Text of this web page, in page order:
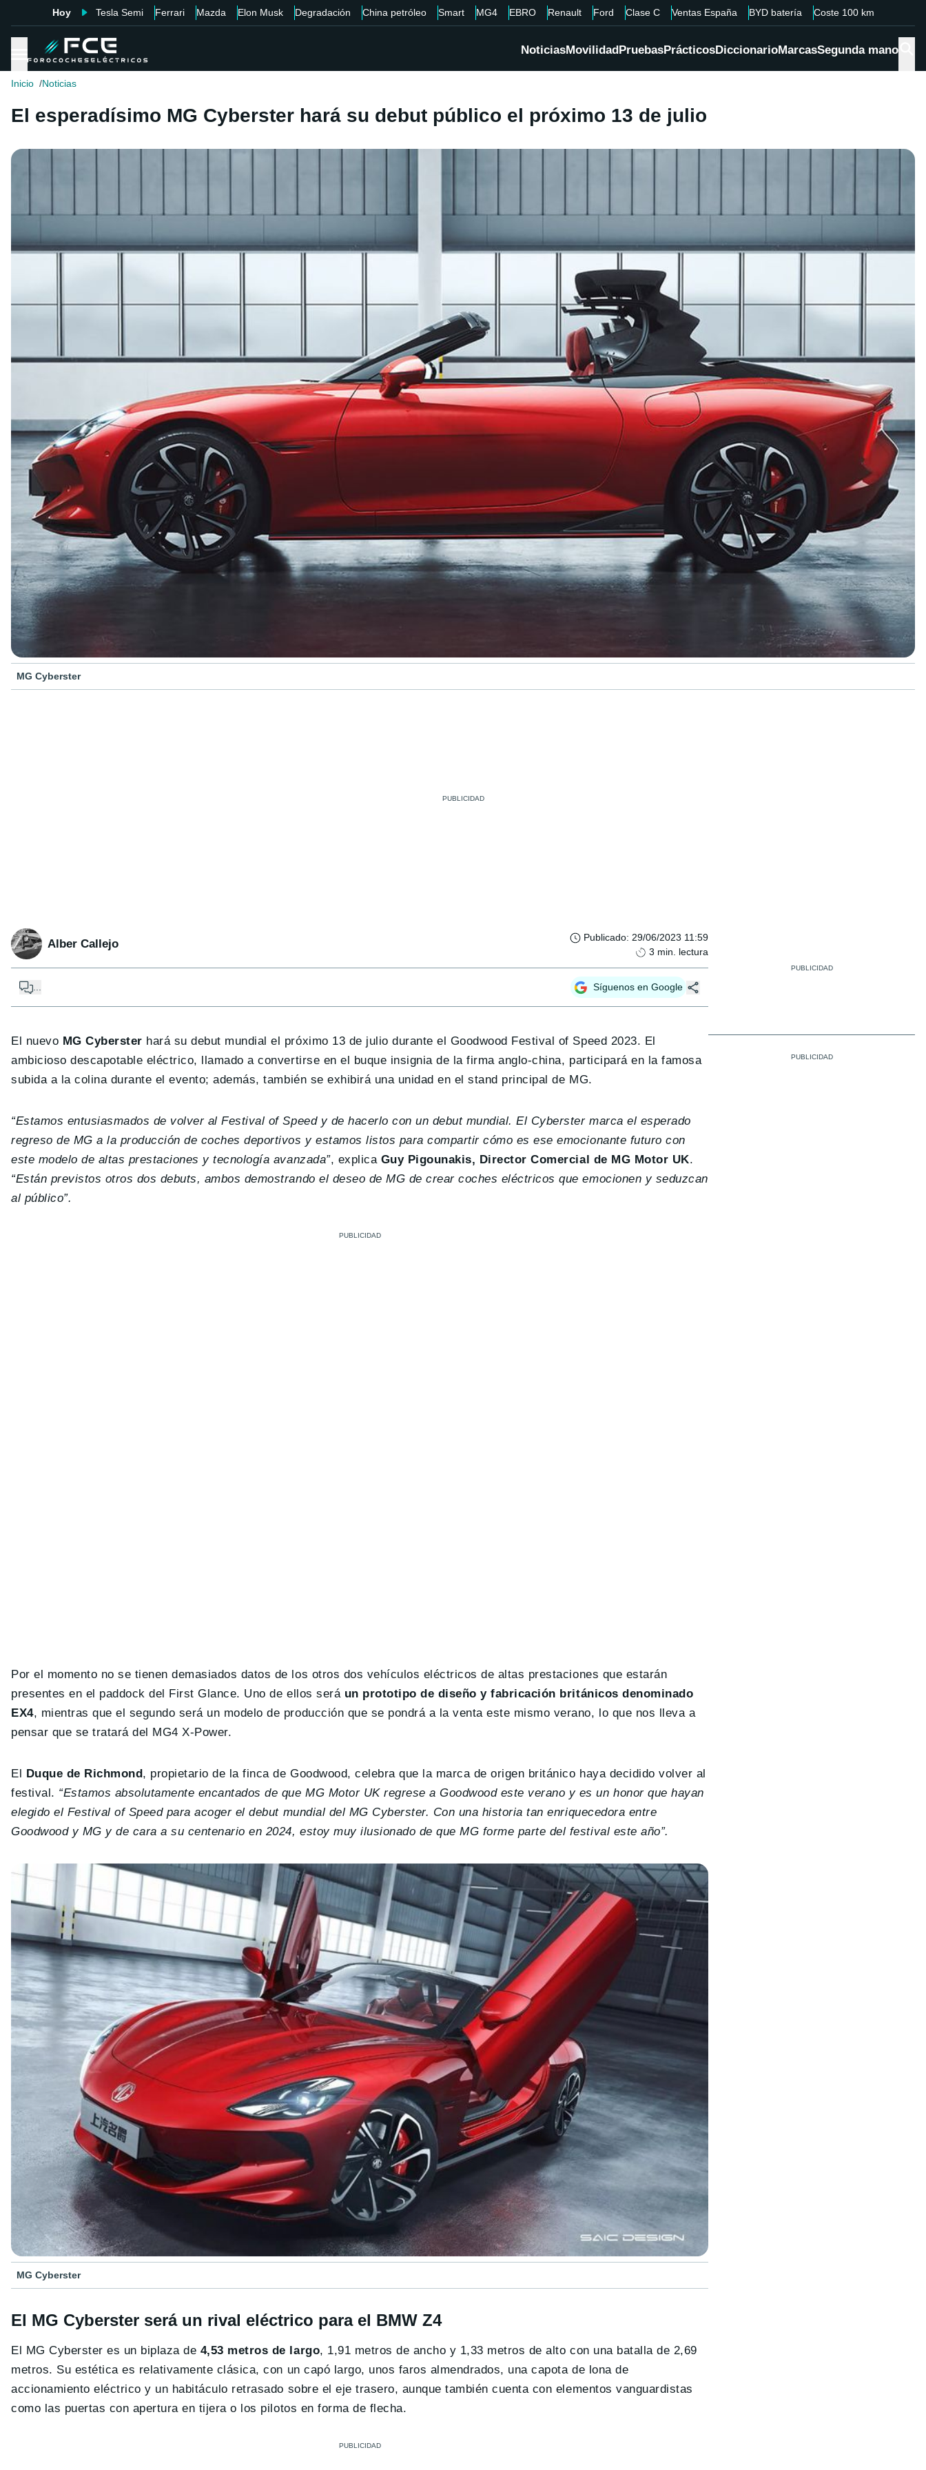
Hoy Tesla Semi Ferrari Mazda Elon Musk Degradación China petróleo Smart MG4 EBRO Renault Ford Clase C Ventas España BYD batería Coste 100 km
NoticiasMovilidadPruebasPrácticosDiccionarioMarcasSegunda mano
Inicio Noticias
El esperadísimo MG Cyberster hará su debut público el próximo 13 de julio
MG Cyberster
Alber Callejo Publicado: 29/06/2023 11:59
3 min. lectura
... Síguenos en Google
El nuevo MG Cyberster hará su debut mundial el próximo 13 de julio durante el Goodwood Festival of Speed 2023. El
ambicioso descapotable eléctrico, llamado a convertirse en el buque insignia de la firma anglo-china, participará en la famosa
subida a la colina durante el evento; además, también se exhibirá una unidad en el stand principal de MG.
“Estamos entusiasmados de volver al Festival of Speed y de hacerlo con un debut mundial. El Cyberster marca el esperado
regreso de MG a la producción de coches deportivos y estamos listos para compartir cómo es ese emocionante futuro con
este modelo de altas prestaciones y tecnología avanzada”, explica Guy Pigounakis, Director Comercial de MG Motor UK.
“Están previstos otros dos debuts, ambos demostrando el deseo de MG de crear coches eléctricos que emocionen y seduzcan
al público”.
Por el momento no se tienen demasiados datos de los otros dos vehículos eléctricos de altas prestaciones que estarán
presentes en el paddock del First Glance. Uno de ellos será un prototipo de diseño y fabricación británicos denominado
EX4, mientras que el segundo será un modelo de producción que se pondrá a la venta este mismo verano, lo que nos lleva a
pensar que se tratará del MG4 X-Power.
El Duque de Richmond , propietario de la finca de Goodwood, celebra que la marca de origen británico haya decidido volver al
festival. “Estamos absolutamente encantados de que MG Motor UK regrese a Goodwood este verano y es un honor que hayan
elegido el Festival of Speed para acoger el debut mundial del MG Cyberster. Con una historia tan enriquecedora entre
Goodwood y MG y de cara a su centenario en 2024, estoy muy ilusionado de que MG forme parte del festival este año”.
MG Cyberster
El MG Cyberster será un rival eléctrico para el BMW Z4
El MG Cyberster es un biplaza de 4,53 metros de largo, 1,91 metros de ancho y 1,33 metros de alto con una batalla de 2,69
metros. Su estética es relativamente clásica, con un capó largo, unos faros almendrados, una capota de lona de
accionamiento eléctrico y un habitáculo retrasado sobre el eje trasero, aunque también cuenta con elementos vanguardistas
como las puertas con apertura en tijera o los pilotos en forma de flecha.